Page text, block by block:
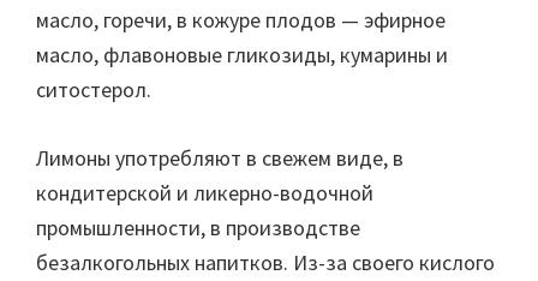
масло, горечи, в кожуре плодов — эфирное
масло, флавоновые гликозиды, кумарины и
ситостерол.
Лимоны употребляют в свежем виде, в
кондитерской и ликерно-водочной
промышленности, в производстве
безалкогольных напитков. Из-за своего кислого